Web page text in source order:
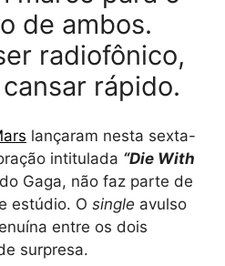
de ambos.
radiofônico,
rápido.
lançaram nesta sexta-
intitulada “Die With
Gaga, não faz parte de
estúdio. O single avulso
entre os dois
surpresa.